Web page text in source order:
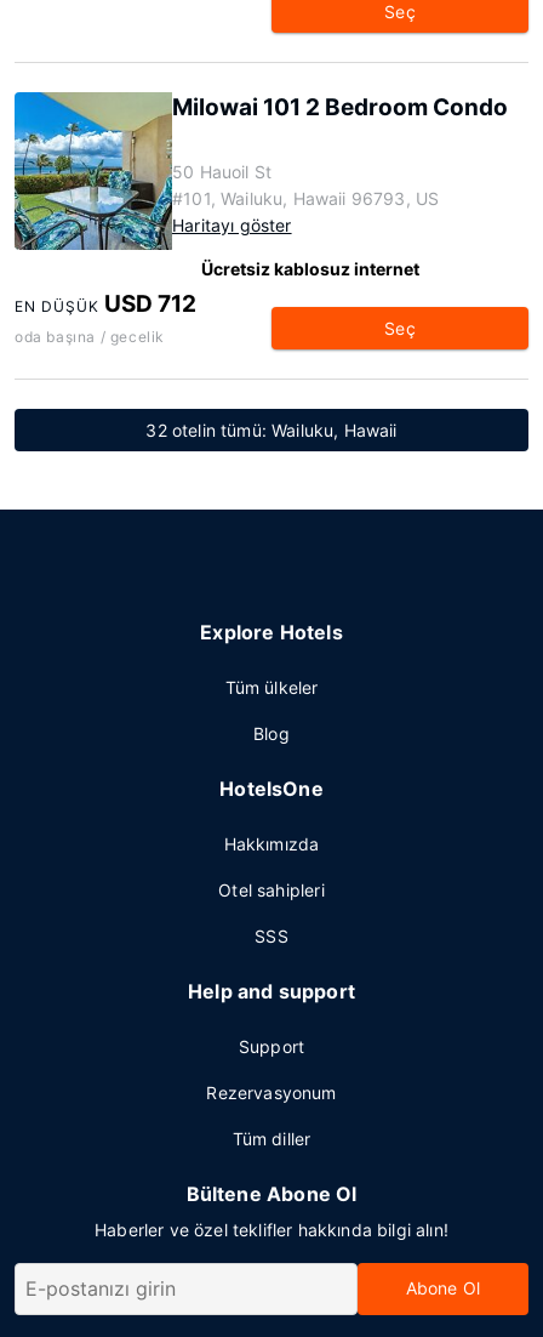
Seç
Milowai 101 2 Bedroom Condo
50 Hauoil St
#101, Wailuku, Hawaii 96793, US
Haritayı göster
Ücretsiz kablosuz internet
EN DÜŞÜK USD 712
oda başına / gecelik Seç
32 otelin tümü: Wailuku, Hawaii
Explore Hotels
Tüm ülkeler
Blog
HotelsOne
Hakkımızda
Otel sahipleri
SSS
Help and support
Support
Rezervasyonum
Tüm diller
Bültene Abone Ol
Haberler ve özel teklifler hakkında bilgi alın!
Abone Ol